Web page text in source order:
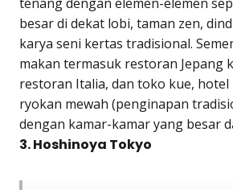
besar di dekat lobi, taman zen,
karya seni kertas tradisional.
makan termasuk restoran Jepang
restoran Italia, dan toko kue, hotel
ryokan mewah (penginapan
dengan kamar-kamar yang besar
3. Hoshinoya Tokyo